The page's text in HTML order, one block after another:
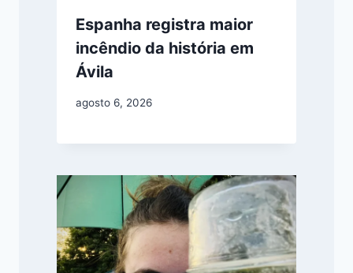
Espanha registra maior
incêndio da história em
Ávila
agosto 6, 2026